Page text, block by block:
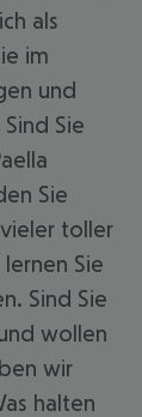
als
im
und
Sie
Sie
toller
Sie
Sind Sie
wollen
wir
halten